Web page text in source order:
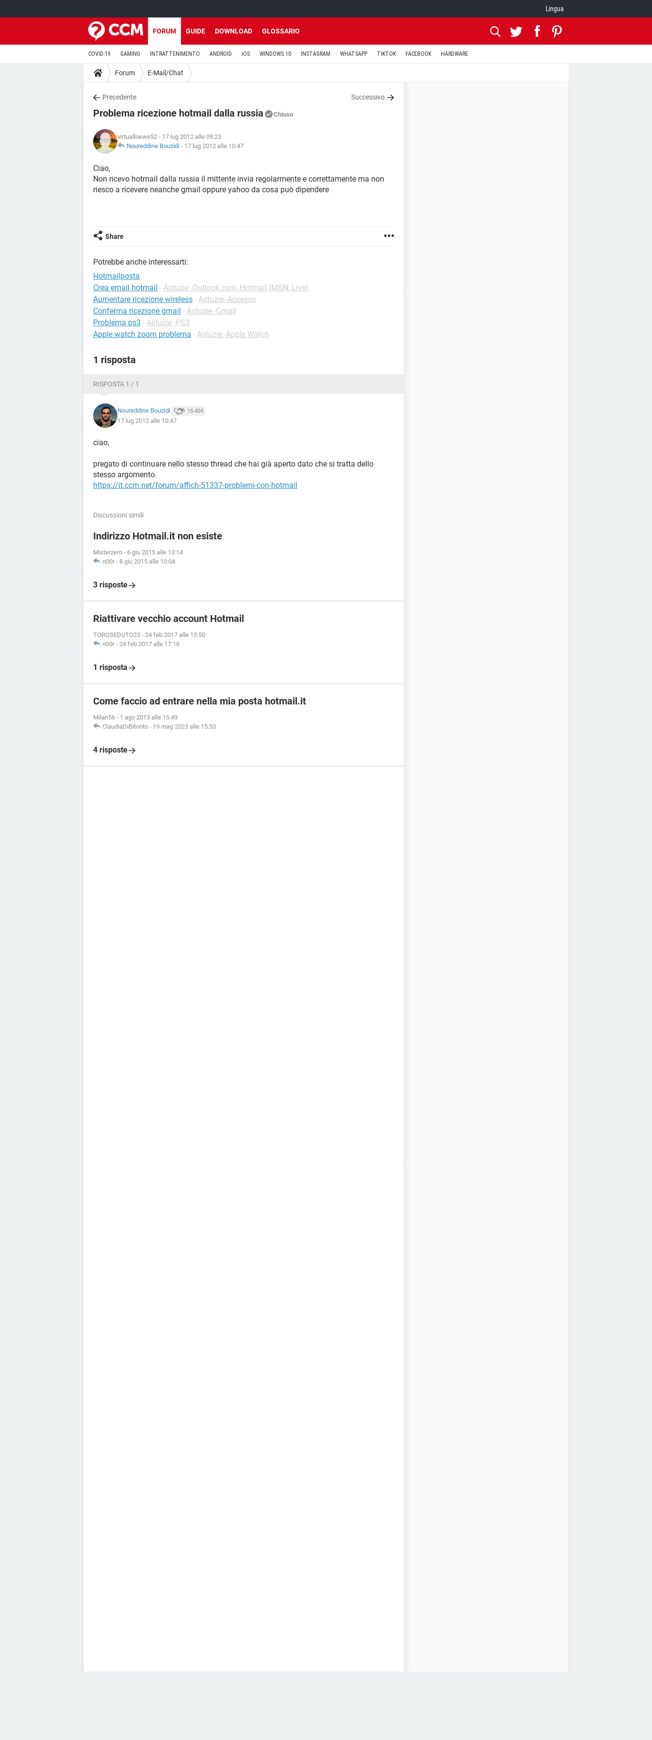
Lingua
FORUM GUIDE DOWNLOAD GLOSSARIO
COVID-19 GAMING INTRATTENIMENTO ANDROID iOS WINDOWS 10 INSTAGRAM WHATSAPP TIKTOK FACEBOOK HARDWARE
Forum E-Mail/Chat
Precedente Successivo
Problema ricezione hotmail dalla russia Chiuso
virtualloewe52 - 17 lug 2012 alle 09:23
Noureddine Bouzidi - 17 lug 2012 alle 10:47
Ciao,
Non ricevo hotmail dalla russia il mittente invia regolarmente e correttamente ma non
riesco a ricevere neanche gmail oppure yahoo da cosa può dipendere
Share
Potrebbe anche interessarti:
Hotmailposta
Crea email hotmail - Astuzie -Outlook.com, Hotmail (MSN, Live)
Aumentare ricezione wireless - Astuzie -Accesso
Conferma ricezione gmail - Astuzie -Gmail
Problema ps3 - Astuzie -PS3
Apple watch zoom problema - Astuzie -Apple Watch
1 risposta
RISPOSTA 1 / 1
Noureddine Bouzidi 15.404
17 lug 2012 alle 10:47
ciao,
pregato di continuare nello stesso thread che hai già aperto dato che si tratta dello
stesso argomento.
https://it.ccm.net/forum/affich-51337-problemi-con-hotmail
Discussioni simili
Indirizzo Hotmail.it non esiste
Misterzero - 6 giu 2015 alle 13:14
n00r - 8 giu 2015 alle 10:04
3 risposte
Riattivare vecchio account Hotmail
TOROSEDUTO23 - 24 feb 2017 alle 15:50
n00r - 24 feb 2017 alle 17:16
1 risposta
Come faccio ad entrare nella mia posta hotmail.it
Milan56 - 1 ago 2013 alle 15:49
ClaudiaDiBitonto - 19 mag 2023 alle 15:53
4 risposte